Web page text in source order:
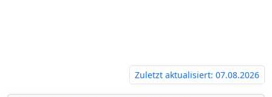
Zuletzt aktualisiert: 07.08.2026